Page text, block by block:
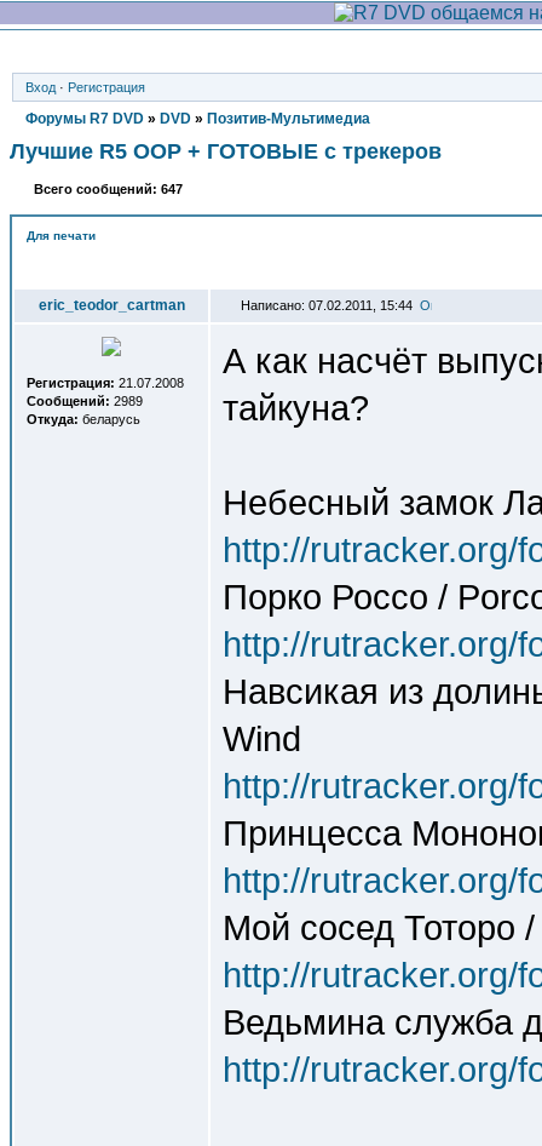
Вход · Регистрация
Форумы R7 DVD » DVD » Позитив-Мультимедиа
Лучшие R5 OOP + ГОТОВЫЕ с трекеров
Всего сообщений: 647
Для печати
eric_teodor_cartman Написано: 07.02.2011, 15:44
Регистрация: 21.07.2008
Сообщений: 2989
Откуда: беларусь
А как насчёт
тайкуна?
Небесный замок
http://rutracker.org/
Порко Россо /
http://rutracker.org/
Навсикая из
Wind
http://rutracker.org/
Принцесса
http://rutracker.org/
Мой сосед Тоторо
http://rutracker.org/
Ведьмина служба
http://rutracker.org/